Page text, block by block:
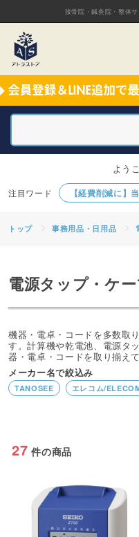
接骨院・鍼灸院・整体
【経費削減に】
よう
トップ 事務用品・日用品
電源タップ・ケ
機器・電卓・コードを多数取
す。計算機や乾電池、電源タ
器・電卓・コードを取り揃えて
メーカー名で絞込み
TANOSEE エレコム/
27 件の商品